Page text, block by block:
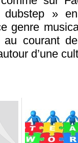
»
genre
au courant
d’une